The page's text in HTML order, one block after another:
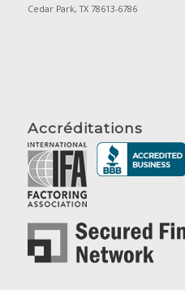
Cedar Park, TX 78613-6786
Accréditations